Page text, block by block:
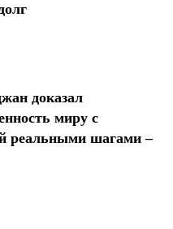
доказал
миру с
реальными шагами –